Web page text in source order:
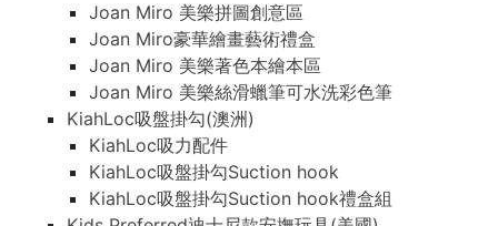
Joan Miro 美樂拼圖創意區
Joan Miro豪華繪畫藝術禮盒
Joan Miro 美樂著色本繪本區
Joan Miro 美樂絲滑蠟筆可水洗彩色筆
KiahLoc吸盤掛勾(澳洲)
KiahLoc吸力配件
KiahLoc吸盤掛勾Suction hook
KiahLoc吸盤掛勾Suction hook禮盒組